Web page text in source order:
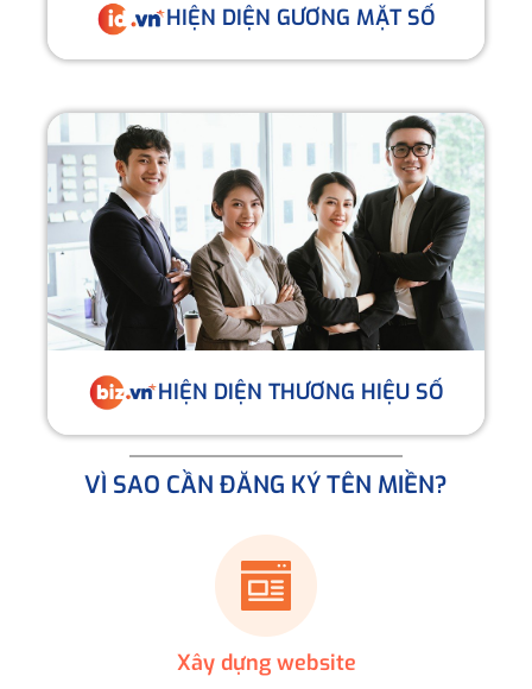
HIỆN DIỆN GƯƠNG MẶT SỐ
HIỆN DIỆN THƯƠNG HIỆU SỐ
VÌ SAO CẦN ĐĂNG KÝ TÊN MIỀN?
Xây dựng website